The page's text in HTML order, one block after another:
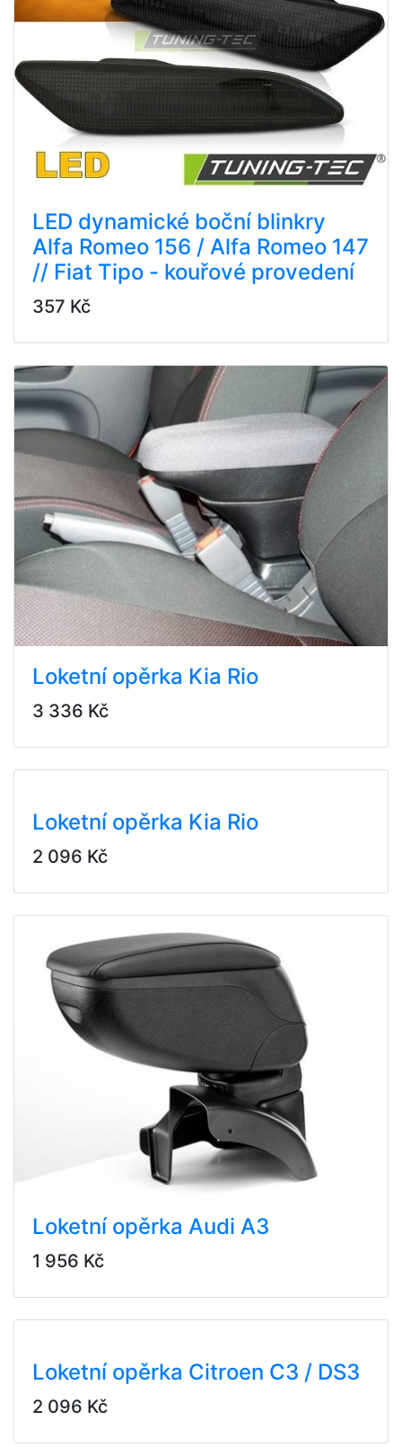
LED dynamické boční blinkry
Alfa Romeo 156 / Alfa Romeo 147
// Fiat Tipo - kouřové provedení
357 Kč
Loketní opěrka Kia Rio
3 336 Kč
Loketní opěrka Kia Rio
2 096 Kč
Loketní opěrka Audi A3
1 956 Kč
Loketní opěrka Citroen C3 / DS3
2 096 Kč